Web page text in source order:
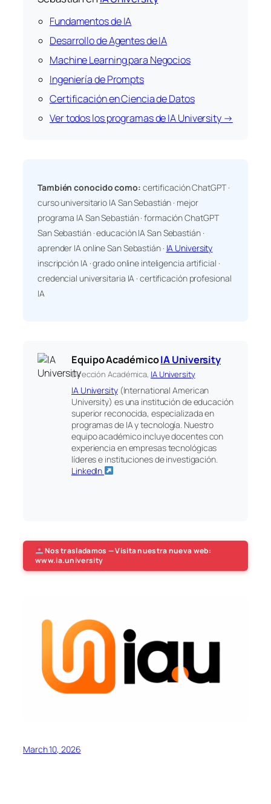
Fundamentos de IA
Desarrollo de Agentes de IA
Machine Learning para Negocios
Ingeniería de Prompts
Certificación en Ciencia de Datos
Ver todos los programas de IA University →
También conocido como: certificación ChatGPT ·
curso universitario IA San Sebastián · mejor
programa IA San Sebastián · formación ChatGPT
San Sebastián · educación IA San Sebastián ·
aprender IA online San Sebastián · IA University
inscripción IA · grado online inteligencia artificial ·
credencial universitaria IA · certificación profesional
IA
Equipo AcadémicoIA University
Dirección Académica, IA University
IA University(International American
University) es una institución de educación
superior reconocida, especializada en
programas de IA y tecnología. Nuestro
equipo académico incluye docentes con
experiencia en empresas tecnológicas
líderes e instituciones de investigación.
LinkedIn
Nos trasladamos — Visita nuestra nueva web:
www.ia.university
March 10, 2026